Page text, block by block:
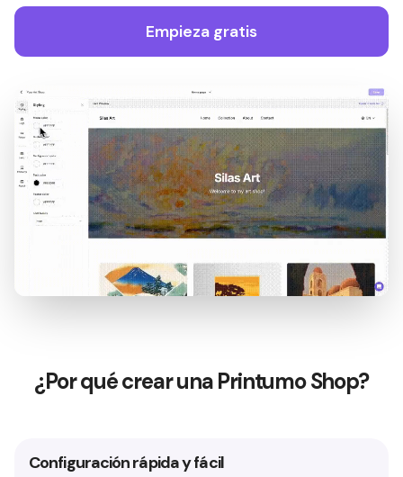
Empieza gratis
¿Por qué crear una Printumo Shop?
Configuración rápida y fácil